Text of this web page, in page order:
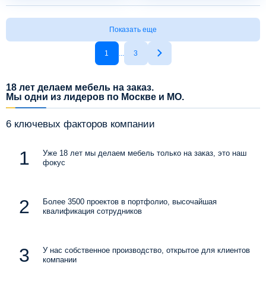
Показать еще
1 ... 3
18 лет делаем мебель на заказ.
Мы одни из лидеров по Москве и МО.
6 ключевых факторов компании
Уже 18 лет мы делаем мебель только на заказ, это наш
фокус
Более 3500 проектов в портфолио, высочайшая
квалификация сотрудников
У нас собственное производство, открытое для клиентов
компании